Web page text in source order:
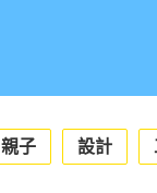
親子 設計